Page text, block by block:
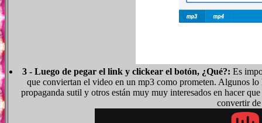
3 - Luego de pegar el link y clickear el botón, ¿Qué?: Es
que conviertan el video en un mp3 como prometen. Algunos
propaganda sutil y otros están muy muy interesados en hacer
convertir